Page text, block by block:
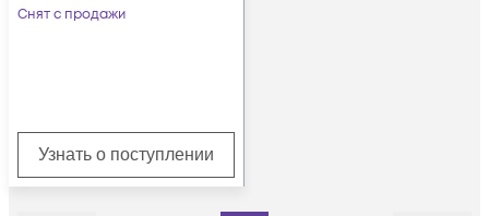
Снят с продажи
Узнать о поступлении